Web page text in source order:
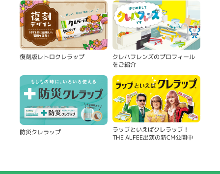
復刻版レトロクレラップ クレハフレンズのプロフィール
をご紹介
防災クレラップ ラップといえばクレラップ！
THE ALFEE出演の新CM公開中